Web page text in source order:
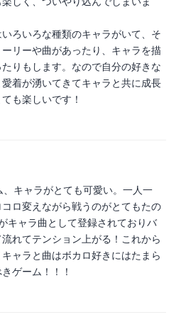
ろいろな種類のキャラがいて、そ
リーや曲があったり、キャラを描
りもします。なので自分の好きな
着が湧いてきてキャラと共に成長
も楽しいです！
キャラがとても可愛い。一人一
ロ変えながら戦うのがとてもたの
キャラ曲として登録されておりバ
れてテンション上がる！これから
ャラと曲はボカロ好きにはたまら
ゲーム！！！